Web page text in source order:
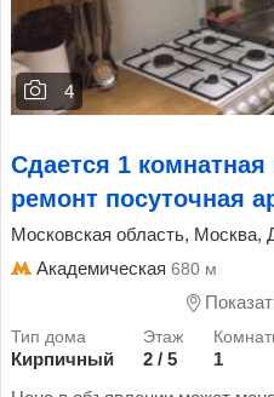
4
Сдается 1
ремонт посуточная
Московская область, Москва,
Академическая 680 м
Кирпичный 2 / 5 1